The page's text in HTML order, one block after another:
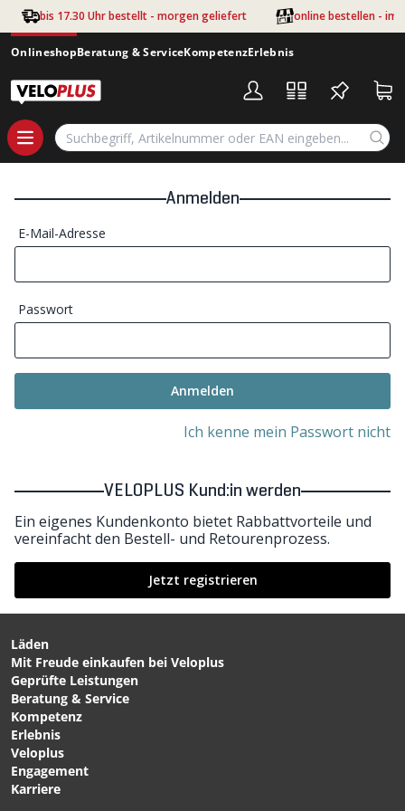
Zum Hauptinhalt springen
bis 17.30 Uhr bestellt - morgen geliefert online bestellen - im
OnlineshopBeratung & ServiceKompetenzErlebnis
Anmelden
E-Mail-Adresse
Passwort
Anmelden
Ich kenne mein Passwort nicht
VELOPLUS Kund:in werden
Ein eigenes Kundenkonto bietet Rabbattvorteile und
vereinfacht den Bestell- und Retourenprozess.
Jetzt registrieren
Läden
Mit Freude einkaufen bei Veloplus
Geprüfte Leistungen
Beratung & Service
Kompetenz
Erlebnis
Veloplus
Engagement
Karriere